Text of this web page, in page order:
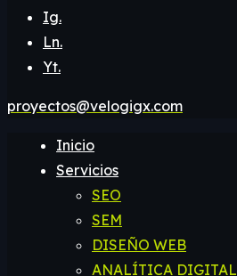
Ig.
Ln.
Yt.
proyectos@velogigx.com
Inicio
Servicios
SEO
SEM
DISEÑO WEB
ANALÍTICA DIGITAL